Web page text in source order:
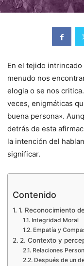
En el tejido
menudo nos
elogia o se nos
veces, enigmáticas
buena persona».
detrás de esta
la intención del
significar.
Contenido
1. Reconocimiento
Integridad Moral
Empatía y
2. Contexto y
Relaciones
Después de un